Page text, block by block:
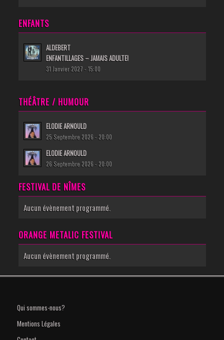
ENFANTS
ALDEBERT
ENFANTILLAGES – JAMAIS ADULTE!
31 Janvier 2027 - 15:00
THÉÂTRE / HUMOUR
ELODIE ARNOULD
25 Septembre 2026 - 20:00
ELODIE ARNOULD
26 Septembre 2026 - 20:00
FESTIVAL DE NÎMES
Aucun évènement programmé.
ORANGE METALIC FESTIVAL
Aucun évènement programmé.
Qui sommes-nous?
Mentions Légales